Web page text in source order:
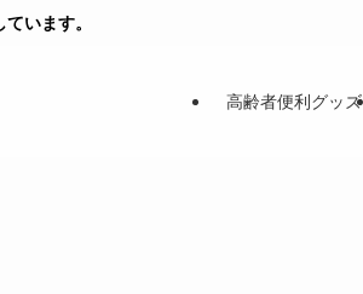
います。
高齢者便利グッズ